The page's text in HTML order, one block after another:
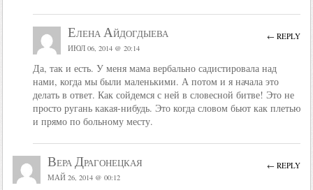
Елена Айдогдыева
ИЮЛ 06, 2014 @ 20:14
Да, так и есть. У меня мама вербально садистировала над
нами, когда мы были маленькими. А потом и я начала это
делать в ответ. Как сойдемся с ней в словесной битве! Это не
просто ругань какая-нибудь. Это когда словом бьют как плетью
и прямо по больному месту.
← REPLY
Вера Драгонецкая
МАЙ 26, 2014 @ 00:12
← REPLY